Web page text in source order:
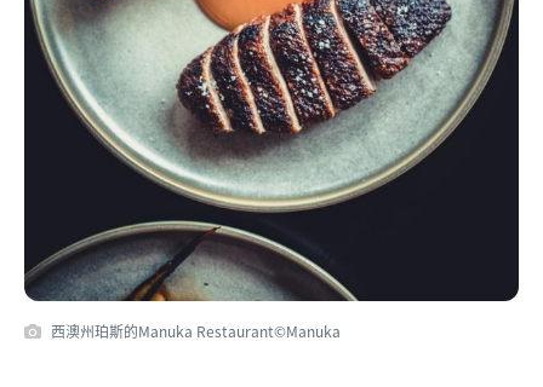
西澳州珀斯的Manuka Restaurant©Manuka